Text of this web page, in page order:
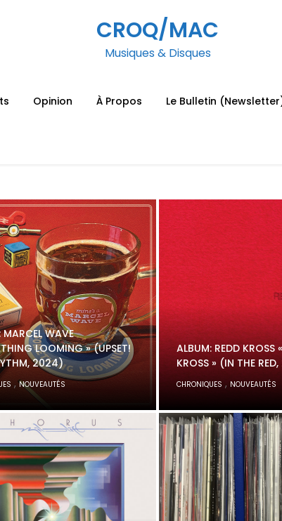
CROQ/MAC
Musiques & Disques
Opinion À Propos Le Bulletin
MARCEL WAVE
LOOMING » (UPSET!
2024)
,NOUVEAUTÉS
ALBUM: REDD KROSS
KROSS » (IN THE
CHRONIQUES , NOUVEAUTÉS